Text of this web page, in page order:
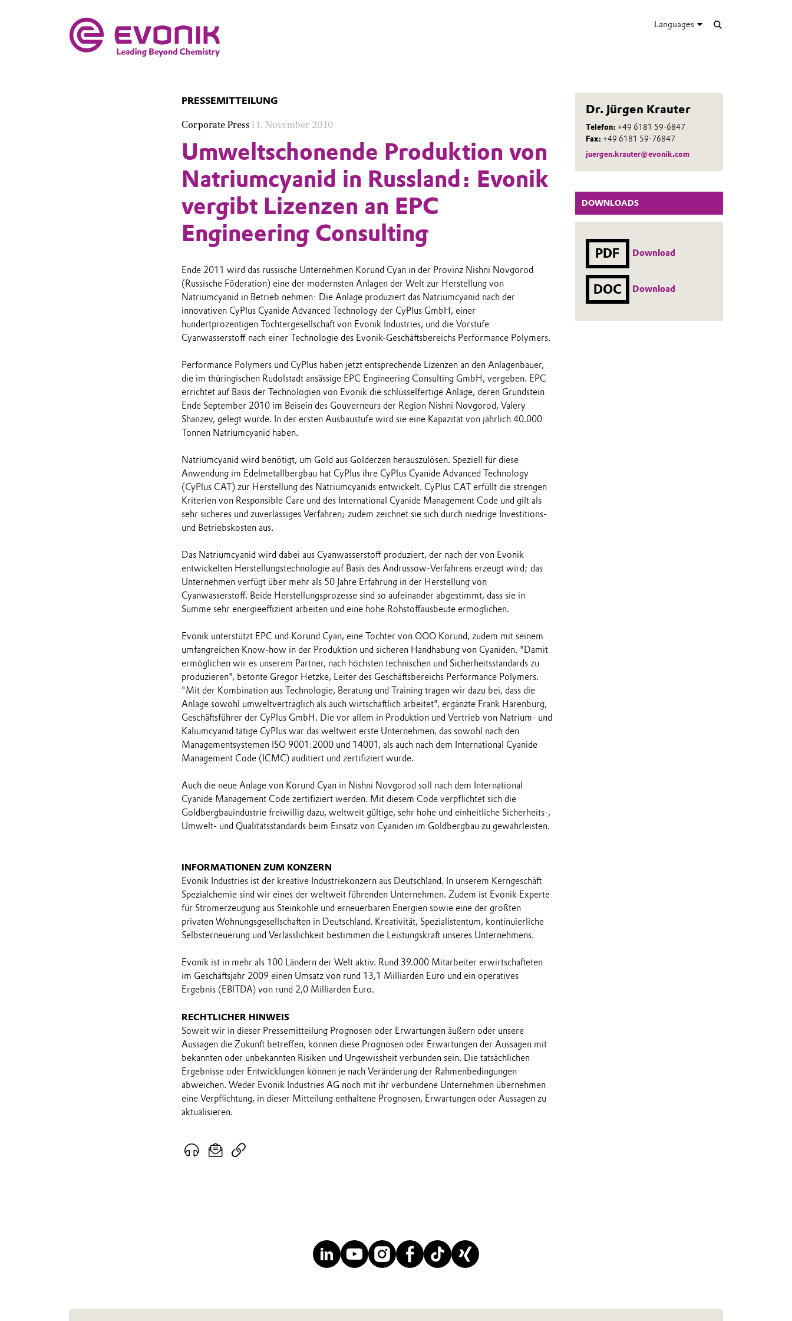
Languages
Dr. Jürgen Krauter
Telefon: +49 6181 59-6847
Fax: +49 6181 59-76847
juergen.krauter@evonik.com
DOWNLOADS
PDF Download
DOC Download
PRESSEMITTEILUNG
Corporate Press11. November 2010
Umweltschonende Produktion von
Natriumcyanid in Russland: Evonik
vergibt Lizenzen an EPC
Engineering Consulting
Ende 2011 wird das russische Unternehmen Korund Cyan in der Provinz Nishni Novgorod
(Russische Föderation) eine der modernsten Anlagen der Welt zur Herstellung von
Natriumcyanid in Betrieb nehmen: Die Anlage produziert das Natriumcyanid nach der
innovativen CyPlus Cyanide Advanced Technology der CyPlus GmbH, einer
hundertprozentigen Tochtergesellschaft von Evonik Industries, und die Vorstufe
Cyanwasserstoff nach einer Technologie des Evonik-Geschäftsbereichs Performance Polymers.
Performance Polymers und CyPlus haben jetzt entsprechende Lizenzen an den Anlagenbauer,
die im thüringischen Rudolstadt ansässige EPC Engineering Consulting GmbH, vergeben. EPC
errichtet auf Basis der Technologien von Evonik die schlüsselfertige Anlage, deren Grundstein
Ende September 2010 im Beisein des Gouverneurs der Region Nishni Novgorod, Valery
Shanzev, gelegt wurde. In der ersten Ausbaustufe wird sie eine Kapazität von jährlich 40.000
Tonnen Natriumcyanid haben.
Natriumcyanid wird benötigt, um Gold aus Golderzen herauszulösen. Speziell für diese
Anwendung im Edelmetallbergbau hat CyPlus ihre CyPlus Cyanide Advanced Technology
(CyPlus CAT) zur Herstellung des Natriumcyanids entwickelt. CyPlus CAT erfüllt die strengen
Kriterien von Responsible Care und des International Cyanide Management Code und gilt als
sehr sicheres und zuverlässiges Verfahren; zudem zeichnet sie sich durch niedrige Investitions-
und Betriebskosten aus.
Das Natriumcyanid wird dabei aus Cyanwasserstoff produziert, der nach der von Evonik
entwickelten Herstellungstechnologie auf Basis des Andrussow-Verfahrens erzeugt wird; das
Unternehmen verfügt über mehr als 50 Jahre Erfahrung in der Herstellung von
Cyanwasserstoff. Beide Herstellungsprozesse sind so aufeinander abgestimmt, dass sie in
Summe sehr energieeffizient arbeiten und eine hohe Rohstoffausbeute ermöglichen.
Evonik unterstützt EPC und Korund Cyan, eine Tochter von OOO Korund, zudem mit seinem
umfangreichen Know-how in der Produktion und sicheren Handhabung von Cyaniden. "Damit
ermöglichen wir es unserem Partner, nach höchsten technischen und Sicherheitsstandards zu
produzieren", betonte Gregor Hetzke, Leiter des Geschäftsbereichs Performance Polymers.
"Mit der Kombination aus Technologie, Beratung und Training tragen wir dazu bei, dass die
Anlage sowohl umweltverträglich als auch wirtschaftlich arbeitet", ergänzte Frank Harenburg,
Geschäftsführer der CyPlus GmbH. Die vor allem in Produktion und Vertrieb von Natrium- und
Kaliumcyanid tätige CyPlus war das weltweit erste Unternehmen, das sowohl nach den
Managementsystemen ISO 9001:2000 und 14001, als auch nach dem International Cyanide
Management Code (ICMC) auditiert und zertifiziert wurde.
Auch die neue Anlage von Korund Cyan in Nishni Novgorod soll nach dem International
Cyanide Management Code zertifiziert werden. Mit diesem Code verpflichtet sich die
Goldbergbauindustrie freiwillig dazu, weltweit gültige, sehr hohe und einheitliche Sicherheits-,
Umwelt- und Qualitätsstandards beim Einsatz von Cyaniden im Goldbergbau zu gewährleisten.
INFORMATIONEN ZUM KONZERN
Evonik Industries ist der kreative Industriekonzern aus Deutschland. In unserem Kerngeschäft
Spezialchemie sind wir eines der weltweit führenden Unternehmen. Zudem ist Evonik Experte
für Stromerzeugung aus Steinkohle und erneuerbaren Energien sowie eine der größten
privaten Wohnungsgesellschaften in Deutschland. Kreativität, Spezialistentum, kontinuierliche
Selbsterneuerung und Verlässlichkeit bestimmen die Leistungskraft unseres Unternehmens.
Evonik ist in mehr als 100 Ländern der Welt aktiv. Rund 39.000 Mitarbeiter erwirtschafteten
im Geschäftsjahr 2009 einen Umsatz von rund 13,1 Milliarden Euro und ein operatives
Ergebnis (EBITDA) von rund 2,0 Milliarden Euro.
RECHTLICHER HINWEIS
Soweit wir in dieser Pressemitteilung Prognosen oder Erwartungen äußern oder unsere
Aussagen die Zukunft betreffen, können diese Prognosen oder Erwartungen der Aussagen mit
bekannten oder unbekannten Risiken und Ungewissheit verbunden sein. Die tatsächlichen
Ergebnisse oder Entwicklungen können je nach Veränderung der Rahmenbedingungen
abweichen. Weder Evonik Industries AG noch mit ihr verbundene Unternehmen übernehmen
eine Verpflichtung, in dieser Mitteilung enthaltene Prognosen, Erwartungen oder Aussagen zu
aktualisieren.